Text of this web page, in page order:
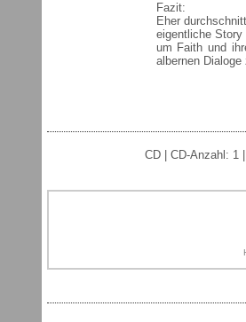
Fazit:
Eher
eigentliche Story
um Faith und
albernen
CD | CD-Anzahl: 1